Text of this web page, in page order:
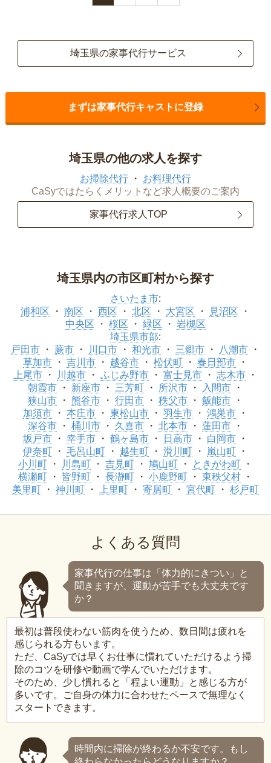
埼玉県の家事代行サービス
まずは家事代行キャストに登録
埼玉県の他の求人を探す
お掃除代行
お料理代行
CaSyではたらくメリットなど求人概要のご案内
家事代行求人TOP
埼玉県内の市区町村から探す
さいたま市:
浦和区
南区 西区 北区 大宮区
見沼区
中央区
桜区 緑区
岩槻区
埼玉県市部:
戸田市
蕨市 川口市 和光市 三郷市
八潮市
草加市
吉川市 越谷市 松伏町
春日部市
上尾市
川越市 ふじみ野市 富士見市
志木市
朝霞市
新座市 三芳町 所沢市
入間市
狭山市
熊谷市 行田市 秩父市
飯能市
加須市
本庄市 東松山市 羽生市
鴻巣市
深谷市
桶川市 久喜市 北本市
蓮田市
坂戸市
幸手市 鶴ヶ島市 日高市
白岡市
伊奈町
毛呂山町 越生町 滑川町
嵐山町
小川町
川島町 吉見町 鳩山町
ときがわ町
横瀬町
皆野町 長瀞町 小鹿野町
東秩父村
美里町
神川町 上里町 寄居町 宮代町 杉戸町
よくある質問
家事代行の仕事は「体力的にきつい」と
聞きますが、運動が苦手でも大丈夫です
か？
最初は普段使わない筋肉を使うため、数日間は疲れを
感じられる方もいます。
ただ、CaSyでは早くお仕事に慣れていただけるよう掃
除のコツを研修や動画で学んでいただけます。
そのため、少し慣れると「程よい運動」と感じる方が
多いです。ご自身の体力に合わせたペースで無理なく
スタートできます。
時間内に掃除が終わるか不安です。もし